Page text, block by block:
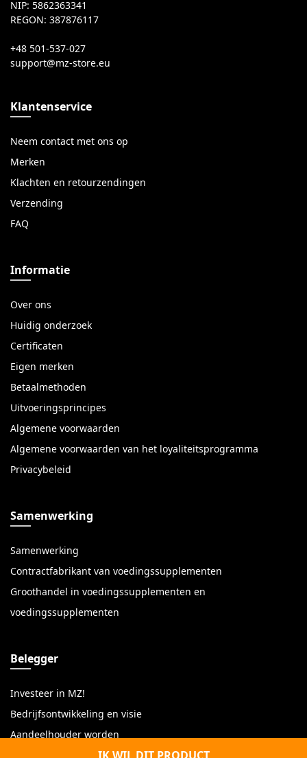
IK WIL DIT PRODUCT
NIP: 5862363341
REGON: 387876117
+48 501-537-027
Klantenservice
Neem contact met ons op
Merken
Klachten en retourzendingen
Verzending
FAQ
Informatie
Over ons
Huidig onderzoek
Certificaten
Eigen merken
Betaalmethoden
Uitvoeringsprincipes
Algemene voorwaarden
Algemene voorwaarden van het loyaliteitsprogramma
Privacybeleid
Samenwerking
Samenwerking
Contractfabrikant van voedingssupplementen
Groothandel in voedingssupplementen en
voedingssupplementen
Belegger
Investeer in MZ!
Bedrijfsontwikkeling en visie
Aandeelhouder worden